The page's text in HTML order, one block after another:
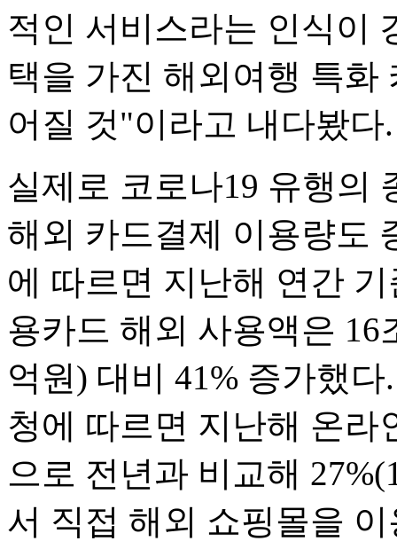
적인 서비스라는 인식이
택을 가진 해외여행 특화
어질 것"이라고 내다봤다.
실제로 코로나19 유행의
해외 카드결제 이용량도
에 따르면 지난해 연간
용카드 해외 사용액은 16
억원) 대비 41% 증가했
청에 따르면 지난해 온라
으로 전년과 비교해
서 직접 해외 쇼핑몰을